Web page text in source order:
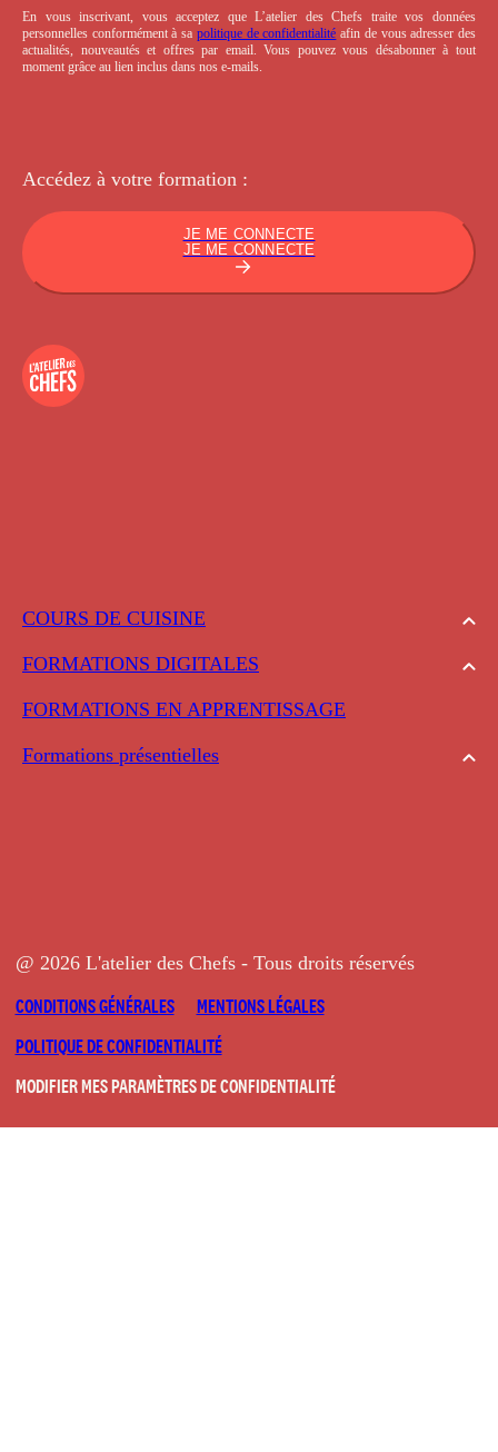
COURS DE CUISINE
FORMATIONS DIGITALES
FORMATIONS EN APPRENTISSAGE
Formations présentielles
En vous inscrivant, vous acceptez que L’atelier des Chefs traite vos données
personnelles conformément à sa politique de confidentialité afin de vous adresser des
actualités, nouveautés et offres par email. Vous pouvez vous désabonner à tout
moment grâce au lien inclus dans nos e-mails.
Accédez à votre formation :
JE ME CONNECTE
JE ME CONNECTE
@ 2026 L'atelier des Chefs - Tous droits réservés
CONDITIONS GÉNÉRALES
MENTIONS LÉGALES
POLITIQUE DE CONFIDENTIALITÉ
MODIFIER MES PARAMÈTRES DE CONFIDENTIALITÉ